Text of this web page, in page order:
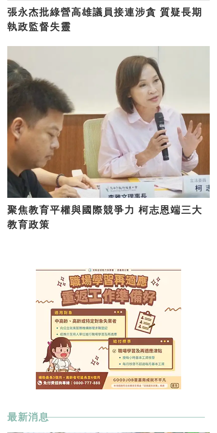
張永杰批綠營高雄議員接連涉貪 質疑長期
執政監督失靈
聚焦教育平權與國際競爭力 柯志恩端三大
教育政策
最新消息